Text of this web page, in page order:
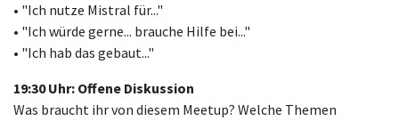
• "Ich nutze Mistral für..."
• "Ich würde gerne... brauche Hilfe bei..."
• "Ich hab das gebaut..."
19:30 Uhr: Offene Diskussion
Was braucht ihr von diesem Meetup? Welche Themen